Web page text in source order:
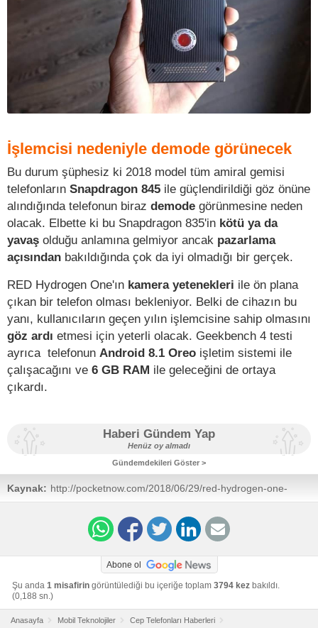
İşlemcisi nedeniyle demode görünecek
Bu durum şüphesiz ki 2018 model tüm amiral gemisi
telefonların Snapdragon 845 ile güçlendirildiği göz önüne
alındığında telefonun biraz demode görünmesine neden
olacak. Elbette ki bu Snapdragon 835'in kötü ya da
yavaş olduğu anlamına gelmiyor ancak pazarlama
açısından bakıldığında çok da iyi olmadığı bir gerçek.
RED Hydrogen One'ın kamera yetenekleri ile ön plana
çıkan bir telefon olması bekleniyor. Belki de cihazın bu
yanı, kullanıcıların geçen yılın işlemcisine sahip olmasını
göz ardı etmesi için yeterli olacak. Geekbench 4 testi
ayrıca telefonun Android 8.1 Oreo işletim sistemi ile
çalışacağını ve 6 GB RAM ile geleceğini de ortaya
çıkardı.
Haberi Gündem Yap
Henüz oy almadı
Gündemdekileri Göster >
Kaynak: http://pocketnow.com/2018/06/29/red-hydrogen-one-
benchmark
Abone ol
Şu anda 1 misafirin görüntülediği bu içeriğe toplam 3794 kez bakıldı.
(0,188 sn.)
Anasayfa Mobil Teknolojiler
Cep Telefonları Haberleri